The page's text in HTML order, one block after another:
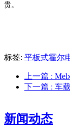
贵。
标签: 平板式霍尔
上一篇 :
下一篇 : 车
新闻动态